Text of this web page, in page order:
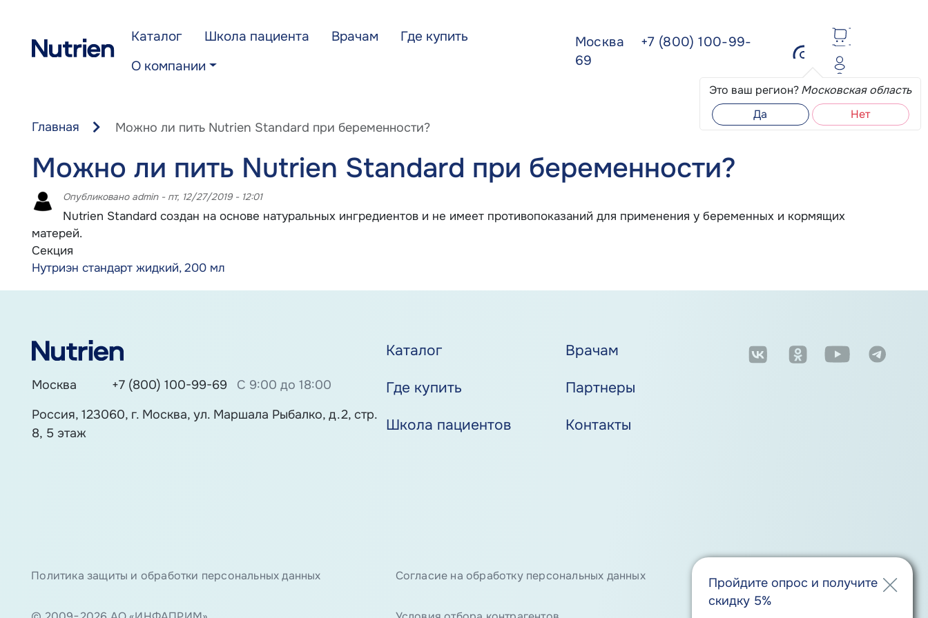
Каталог Школа пациента Врачам
Где купить
О компании
Москва
+7 (800) 100-99-
69
Это ваш регион?Московская область
Да
Нет
Главная Можно ли пить Nutrien Standard при беременности?
Можно ли пить Nutrien Standard при беременности?
Опубликовано admin- пт, 12/27/2019 - 12:01
Nutrien Standard создан на основе натуральных ингредиентов и не имеет противопоказаний для применения у беременных и кормящих
матерей.
Секция
Нутриэн стандарт жидкий, 200 мл
Пройдите опрос и получите
скидку 5%
Москва +7 (800) 100-99-69
С 9:00 до 18:00
Россия, 123060, г. Москва, ул. Маршала Рыбалко, д.2, стр.
8, 5 этаж
Каталог Врачам
Где купить Партнеры
Школа пациентов Контакты
Политика защиты и обработки персональных данных Согласие на обработку персональных данных
Положение о порядке хранения
и защиты персональных данных